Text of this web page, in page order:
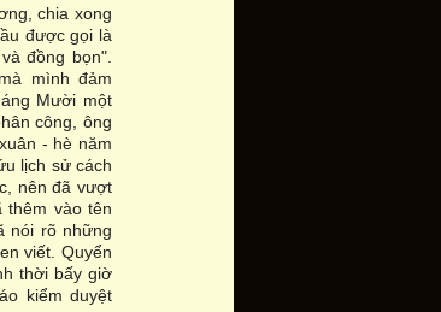
chia xong
được gọi là
đồng bọn".
mình đảm
Mười một
công, ông
- hè năm
lịch sử cách
nên đã vượt
thêm vào tên
nói rõ những
viết. Quyển
thời bấy giờ
kiểm duyệt